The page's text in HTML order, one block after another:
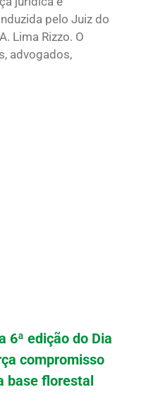
pelo Juiz do
Lima Rizzo. O
advogados,
6ª edição do Dia
compromisso
base florestal